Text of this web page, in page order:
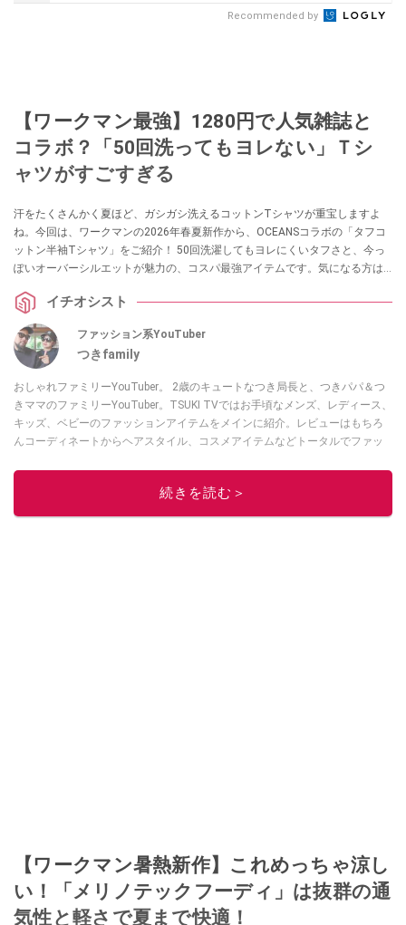
Recommended by
【ワークマン最強】1280円で人気雑誌と
コラボ？「50回洗ってもヨレない」Ｔシ
ャツがすごすぎる
汗をたくさんかく夏ほど、ガシガシ洗えるコットンTシャツが重宝しますよ
ね。今回は、ワークマンの2026年春夏新作から、OCEANSコラボの「タフコ
ットン半袖Tシャツ」をご紹介！ 50回洗濯してもヨレにくいタフさと、今っ
ぽいオーバーシルエットが魅力の、コスパ最強アイテムです。気になる方は
イチオシスト
ファッション系YouTuber
つきfamily
おしゃれファミリーYouTuber。 2歳のキュートなつき局長と、つきパパ＆つ
きママのファミリーYouTuber。TSUKI TVではお手頃なメンズ、レディース、
キッズ、ベビーのファッションアイテムをメインに紹介。レビューはもちろ
んコーディネートからヘアスタイル、コスメアイテムなどトータルでファッ
このイチオシストの他の記事を読む
続きを読む＞
【ワークマン暑熱新作】これめっちゃ涼し
い！「メリノテックフーディ」は抜群の通
気性と軽さで夏まで快適！